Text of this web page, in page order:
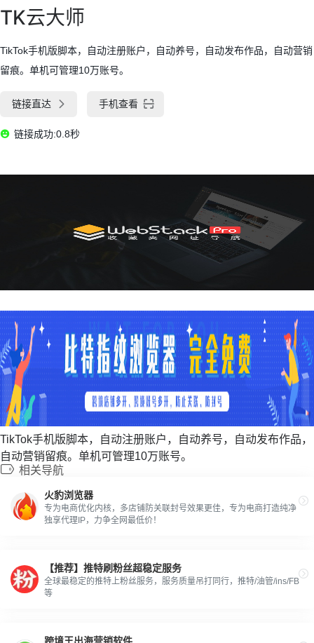
TK云大师
TikTok手机版脚本，自动注册账户，自动养号，自动发布作品，自动营销
留痕。单机可管理10万账号。
链接直达 手机查看
链接成功:0.8秒
TikTok手机版脚本，自动注册账户，自动养号，自动发布作品，
自动营销留痕。单机可管理10万账号。
相关导航
火豹浏览器
专为电商优化内核，多店铺防关联封号效果更佳，专为电商打造纯净
独享代理IP，力争全网最低价！
【推荐】推特刷粉丝超稳定服务
全球最稳定的推特上粉丝服务，服务质量吊打同行，推特/油管/ins/FB
等
跨境王出海营销软件